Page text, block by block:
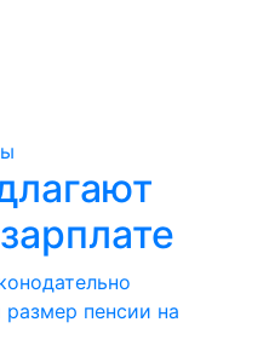
пенсии на